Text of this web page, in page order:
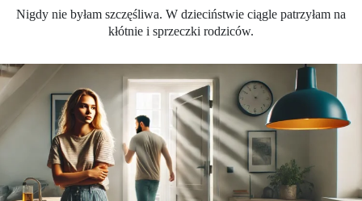
Nigdy nie byłam szczęśliwa. W dzieciństwie ciągle patrzyłam na
kłótnie i sprzeczki rodziców.